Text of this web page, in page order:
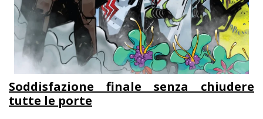
Soddisfazione finale senza chiudere
tutte le porte